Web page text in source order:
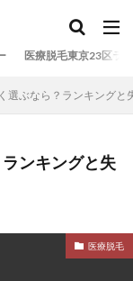
医療脱毛東京23区ラ
選ぶなら？ランキングと
ンキングと失
医療脱毛
め